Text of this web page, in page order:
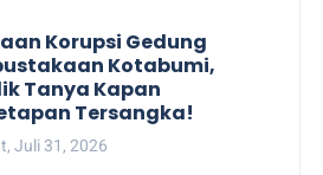
Korupsi Gedung
Kotabumi,
Tanya Kapan
Tersangka!
Juli 31, 2026